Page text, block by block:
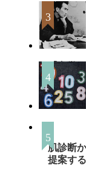
ひらが
著者累
【文学
と”
好まれ
肌診断
提案す